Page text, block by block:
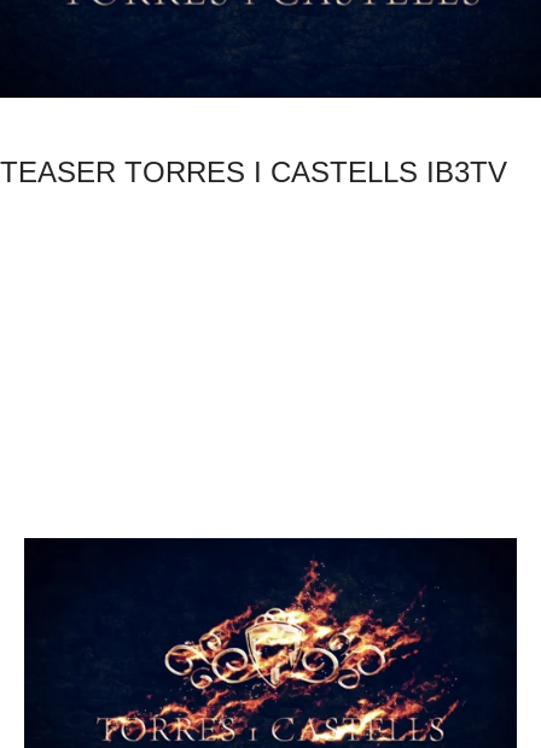
TEASER TORRES I CASTELLS IB3TV